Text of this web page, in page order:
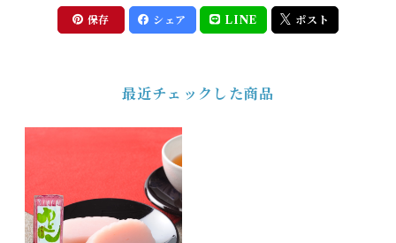
保存 シェア LINE ポスト
最近チェックした商品